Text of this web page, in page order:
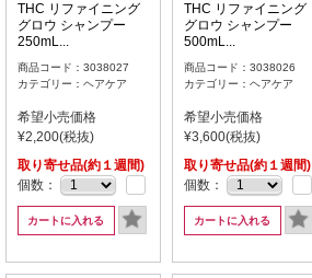
THC リファイニング
グロウ シャンプー
250mL...
商品コード：3038027
カテゴリー：ヘアケア
希望小売価格
¥2,200(税抜)
取り寄せ品(約１週間)
個数：
カートに入れる
THC リファイニング
グロウ シャンプー
500mL...
商品コード：3038026
カテゴリー：ヘアケア
希望小売価格
¥3,600(税抜)
取り寄せ品(約１週間)
個数：
カートに入れる